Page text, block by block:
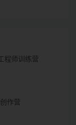
程师训练营
作营